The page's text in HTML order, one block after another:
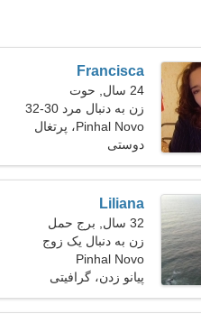
Francisca
24 سال, حوت
زن به دنبال مرد 30-32
Pinhal Novo، پرتغال
دوستی
Liliana
32 سال, برج حمل
زن به دنبال یک زوج
Pinhal Novo
پیانو زدن، گرافیتی